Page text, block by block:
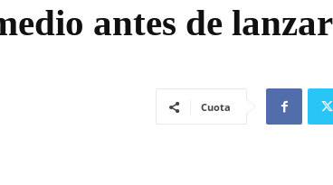
antes de lanzar
Cuota